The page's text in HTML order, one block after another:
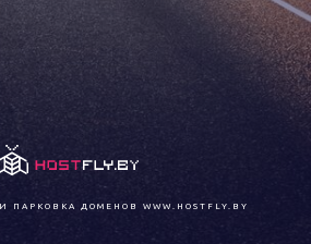
ПАРКОВКА ДОМЕНОВ WWW.HOSTFLY.BY